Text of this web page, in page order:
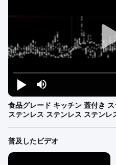
食品グレード キッチン 蓋付き
ステンレス ステンレス ステン
普及したビデオ